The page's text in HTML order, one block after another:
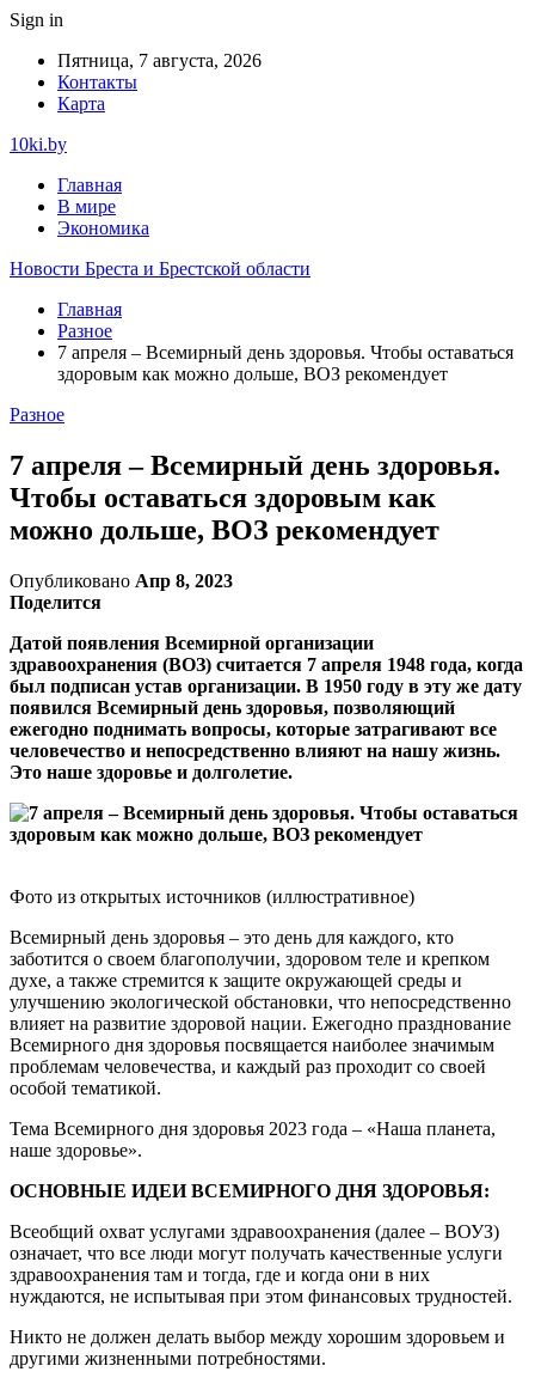
Sign in
Пятница, 7 августа, 2026
Контакты
Карта
10ki.by
Главная
В мире
Экономика
Новости Бреста и Брестской области
Главная
Разное
7 апреля – Всемирный день здоровья. Чтобы оставаться
здоровым как можно дольше, ВОЗ рекомендует
Разное
7 апреля – Всемирный день здоровья.
Чтобы оставаться здоровым как
можно дольше, ВОЗ рекомендует
Опубликовано Апр 8, 2023
Поделится
Датой появления Всемирной организации
здравоохранения (ВОЗ) считается 7 апреля 1948 года, когда
был подписан устав организации. В 1950 году в эту же дату
появился Всемирный день здоровья, позволяющий
ежегодно поднимать вопросы, которые затрагивают все
человечество и непосредственно влияют на нашу жизнь.
Это наше здоровье и долголетие.
Фото из открытых источников (иллюстративное)
Всемирный день здоровья – это день для каждого, кто
заботится о своем благополучии, здоровом теле и крепком
духе, а также стремится к защите окружающей среды и
улучшению экологической обстановки, что непосредственно
влияет на развитие здоровой нации. Ежегодно празднование
Всемирного дня здоровья посвящается наиболее значимым
проблемам человечества, и каждый раз проходит со своей
особой тематикой.
Тема Всемирного дня здоровья 2023 года – «Наша планета,
наше здоровье».
ОСНОВНЫЕ ИДЕИ ВСЕМИРНОГО ДНЯ ЗДОРОВЬЯ:
Всеобщий охват услугами здравоохранения (далее – ВОУЗ)
означает, что все люди могут получать качественные услуги
здравоохранения там и тогда, где и когда они в них
нуждаются, не испытывая при этом финансовых трудностей.
Никто не должен делать выбор между хорошим здоровьем и
другими жизненными потребностями.